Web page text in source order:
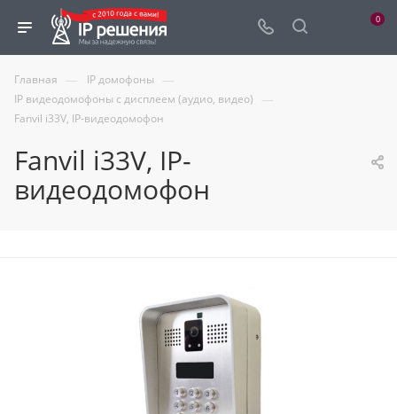
0
Главная — IP домофоны —
IP видеодомофоны с дисплеем (аудио, видео) —
Fanvil i33V, IP-видеодомофон
Fanvil i33V, IP-
видеодомофон